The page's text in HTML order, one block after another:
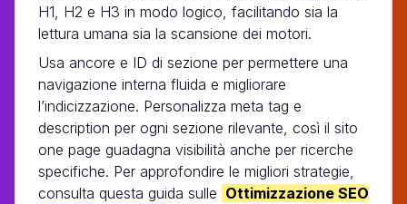
H1, H2 e H3 in modo logico, facilitando sia la
lettura umana sia la scansione dei motori.
Usa ancore e ID di sezione per permettere una
navigazione interna fluida e migliorare
l’indicizzazione. Personalizza meta tag e
description per ogni sezione rilevante, così il sito
one page guadagna visibilità anche per ricerche
specifiche. Per approfondire le migliori strategie,
consulta questa guida sulle Ottimizzazione SEO